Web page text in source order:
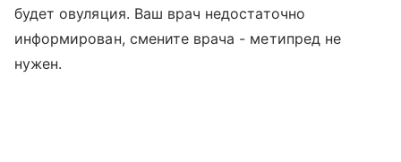
будет овуляция. Ваш врач недостаточно
информирован, смените врача - метипред не
нужен.